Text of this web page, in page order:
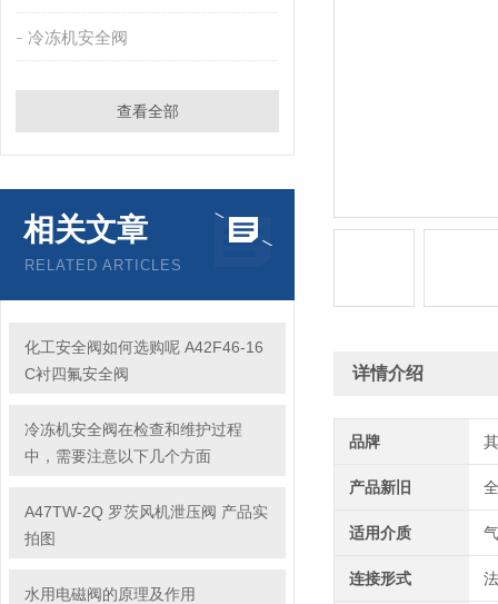
冷冻机安全阀
查看全部
相关文章
RELATED ARTICLES
化工安全阀如何选购呢 A42F46-16
C衬四氟安全阀
冷冻机安全阀在检查和维护过程
中，需要注意以下几个方面
A47TW-2Q 罗茨风机泄压阀 产品实
拍图
水用电磁阀的原理及作用
详情介绍
品牌
产品新旧
适用介质
连接形式